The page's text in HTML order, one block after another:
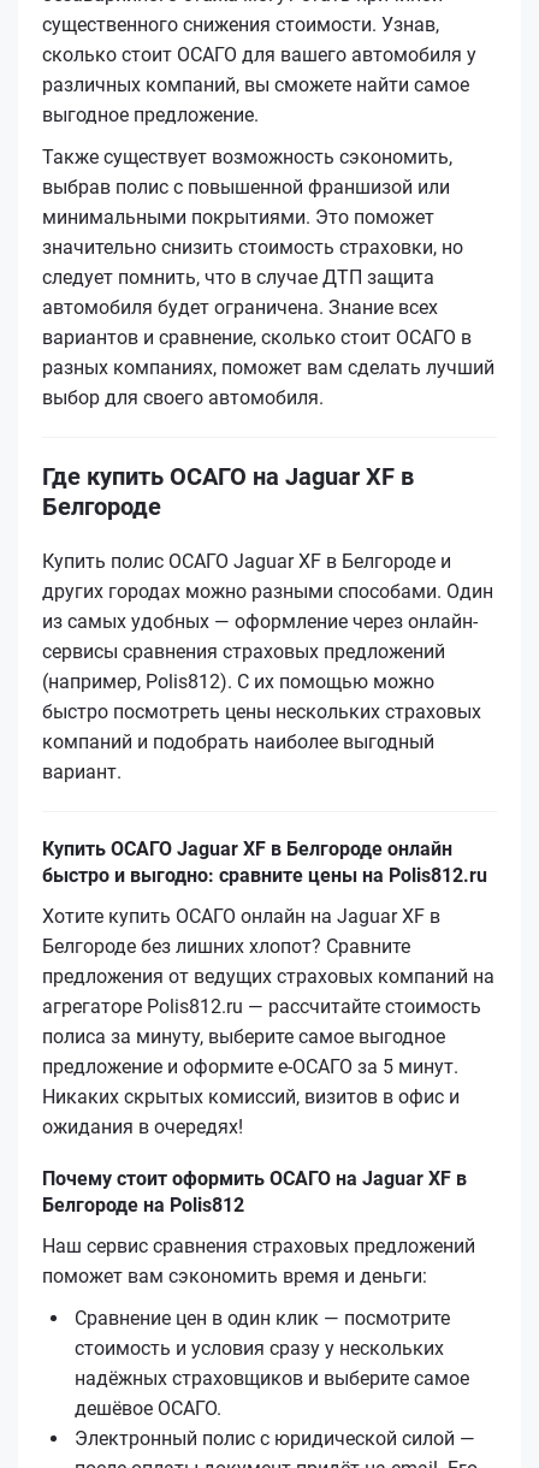
существенного снижения стоимости. Узнав,
сколько стоит ОСАГО для вашего автомобиля у
различных компаний, вы сможете найти самое
выгодное предложение.
Также существует возможность сэкономить,
выбрав полис с повышенной франшизой или
минимальными покрытиями. Это поможет
значительно снизить стоимость страховки, но
следует помнить, что в случае ДТП защита
автомобиля будет ограничена. Знание всех
вариантов и сравнение, сколько стоит ОСАГО в
разных компаниях, поможет вам сделать лучший
выбор для своего автомобиля.
Где купить ОСАГО на Jaguar XF в
Белгороде
Купить полис ОСАГО Jaguar XF в Белгороде и
других городах можно разными способами. Один
из самых удобных — оформление через онлайн-
сервисы сравнения страховых предложений
(например, Polis812). С их помощью можно
быстро посмотреть цены нескольких страховых
компаний и подобрать наиболее выгодный
вариант.
Купить ОСАГО Jaguar XF в Белгороде онлайн
быстро и выгодно: сравните цены на Polis812.ru
Хотите купить ОСАГО онлайн на Jaguar XF в
Белгороде без лишних хлопот? Сравните
предложения от ведущих страховых компаний на
агрегаторе Polis812.ru — рассчитайте стоимость
полиса за минуту, выберите самое выгодное
предложение и оформите е‑ОСАГО за 5 минут.
Никаких скрытых комиссий, визитов в офис и
ожидания в очередях!
Почему стоит оформить ОСАГО на Jaguar XF в
Белгороде на Polis812
Наш сервис сравнения страховых предложений
поможет вам сэкономить время и деньги:
Сравнение цен в один клик — посмотрите
стоимость и условия сразу у нескольких
надёжных страховщиков и выберите самое
дешёвое ОСАГО.
Электронный полис с юридической силой —